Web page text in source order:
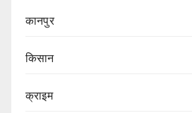
कानपुर
किसान
क्राइम